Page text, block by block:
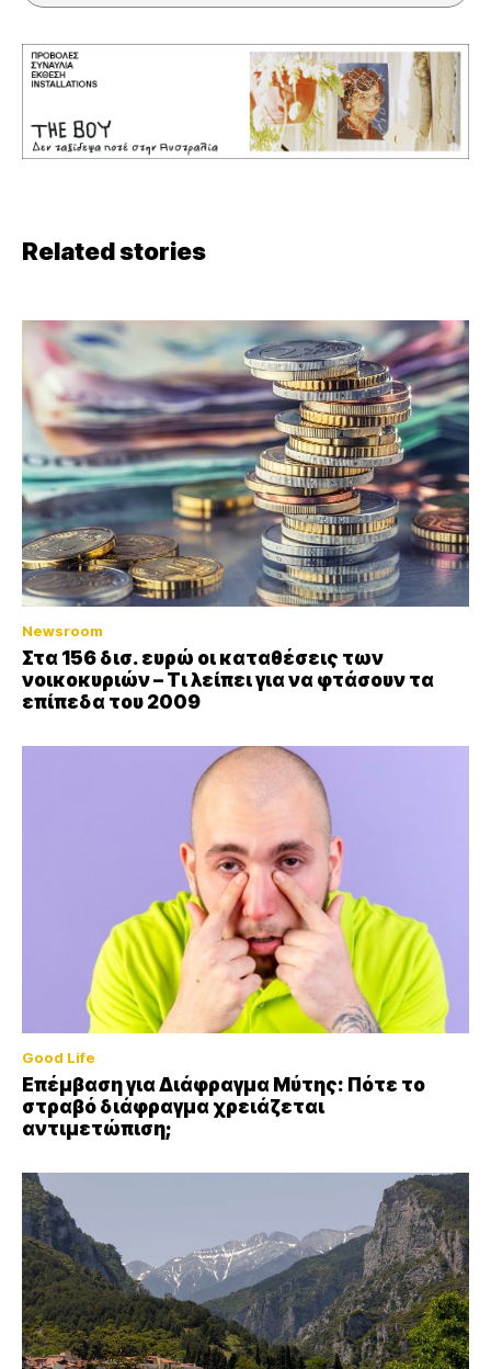
Related stories
Newsroom
Στα 156 δισ. ευρώ οι καταθέσεις των
νοικοκυριών – Τι λείπει για να φτάσουν τα
επίπεδα του 2009
Good Life
Επέμβαση για Διάφραγμα Μύτης: Πότε το
στραβό διάφραγμα χρειάζεται
αντιμετώπιση;